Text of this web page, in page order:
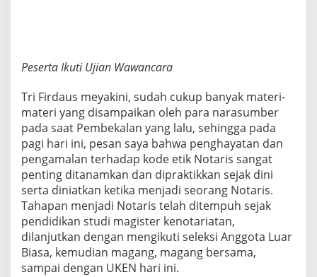
Peserta Ikuti Ujian Wawancara
Tri Firdaus meyakini, sudah cukup banyak materi-
materi yang disampaikan oleh para narasumber
pada saat Pembekalan yang lalu, sehingga pada
pagi hari ini, pesan saya bahwa penghayatan dan
pengamalan terhadap kode etik Notaris sangat
penting ditanamkan dan dipraktikkan sejak dini
serta diniatkan ketika menjadi seorang Notaris.
Tahapan menjadi Notaris telah ditempuh sejak
pendidikan studi magister kenotariatan,
dilanjutkan dengan mengikuti seleksi Anggota Luar
Biasa, kemudian magang, magang bersama,
sampai dengan UKEN hari ini.